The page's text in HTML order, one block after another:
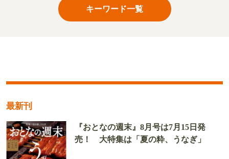
キーワード一覧
最新刊
『おとなの週末』8月号は7月15日発
売！ 大特集は「夏の粋、うなぎ」